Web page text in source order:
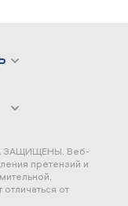
ЗАЩИЩЕНЫ. Веб-
претензий и
от